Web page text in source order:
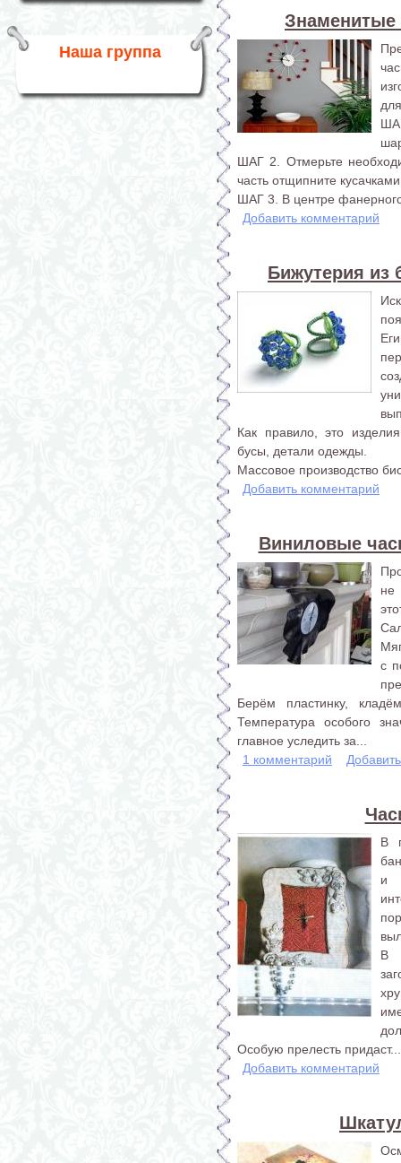
Наша группа
ШАГ 2. Отмерьте
часть отщипните
ШАГ 3. В центре
Добавить комментарий
Бижутерия из
Как правило, это
бусы, детали одежды.
Массовое производство
Добавить комментарий
Виниловые
не
с
Берём пластинку,
Температура особого
главное уследить за...
1 комментарий
В
и
В
Особую прелесть придаст...
Добавить комментарий